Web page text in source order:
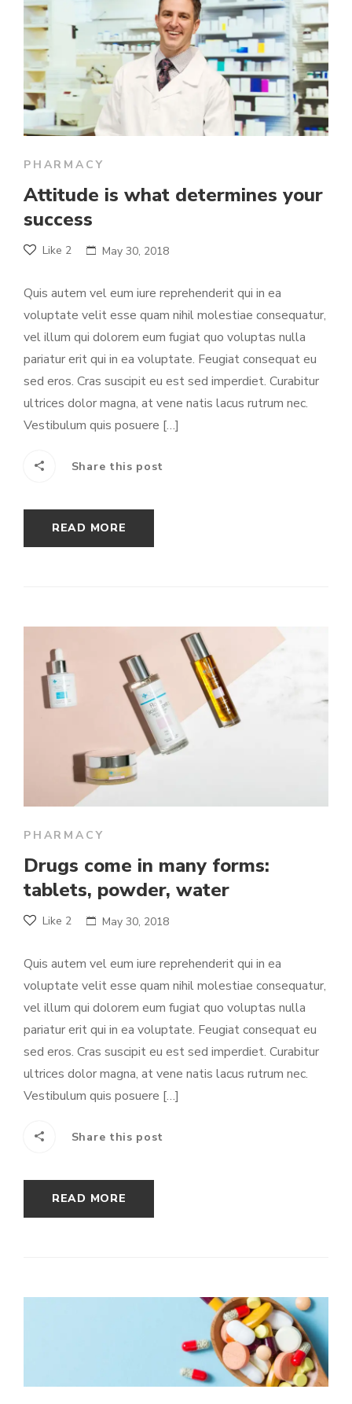
PHARMACY
Attitude is what determines your
success
Like 2 May 30, 2018
Quis autem vel eum iure reprehenderit qui in ea
voluptate velit esse quam nihil molestiae consequatur,
vel illum qui dolorem eum fugiat quo voluptas nulla
pariatur erit qui in ea voluptate. Feugiat consequat eu
sed eros. Cras suscipit eu est sed imperdiet. Curabitur
ultrices dolor magna, at vene natis lacus rutrum nec.
Vestibulum quis posuere […]
READ MORE
Share this post
PHARMACY
Drugs come in many forms:
tablets, powder, water
Like 2 May 30, 2018
Quis autem vel eum iure reprehenderit qui in ea
voluptate velit esse quam nihil molestiae consequatur,
vel illum qui dolorem eum fugiat quo voluptas nulla
pariatur erit qui in ea voluptate. Feugiat consequat eu
sed eros. Cras suscipit eu est sed imperdiet. Curabitur
ultrices dolor magna, at vene natis lacus rutrum nec.
Vestibulum quis posuere […]
READ MORE
Share this post